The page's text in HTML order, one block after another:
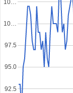
92.5
95.0
97.5
10…
10…